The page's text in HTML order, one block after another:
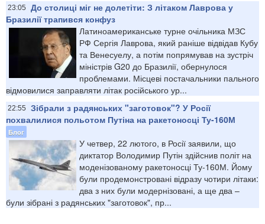
23:05
До столиці міг не долетіти: З літаком Лаврова у
Бразилії трапився конфуз
Латиноамериканське турне очільника МЗС
РФ Сергія Лаврова, який раніше відвідав Кубу
та Венесуелу, а потім попрямував на зустріч
міністрів G20 до Бразилії, обернулося
проблемами. Місцеві постачальники пального
відмовилися заправляти літак російського ур...
22:55
Зібрали з радянських "заготовок"? У Росії
похвалилися польотом Путіна на ракетоносці Ту-160М
Блог
У четвер, 22 лютого, в Росії заявили, що
диктатор Володимир Путін здійснив політ на
моденізованому ракетоносці Ту-160М. Йому
були продемонстровані відразу чотири літаки:
два з них були модернізовані, а ще два –
були зібрані з радянських "заготовок", пр...